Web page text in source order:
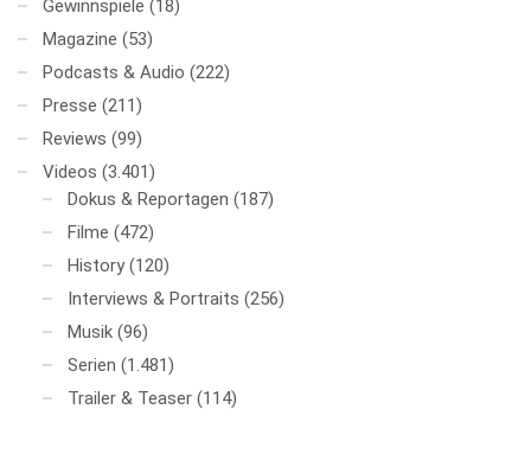
Gewinnspiele (18)
Magazine (53)
Podcasts & Audio (222)
Presse (211)
Reviews (99)
Videos (3.401)
Dokus & Reportagen (187)
Filme (472)
History (120)
Interviews & Portraits (256)
Musik (96)
Serien (1.481)
Trailer & Teaser (114)